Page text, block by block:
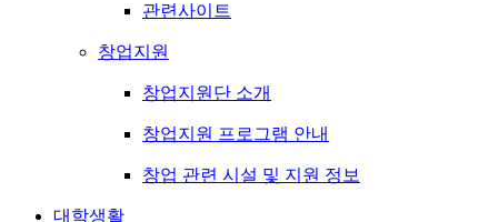
관련사이트
창업지원
창업지원단 소개
창업지원 프로그램 안내
창업 관련 시설 및 지원 정보
대학생활